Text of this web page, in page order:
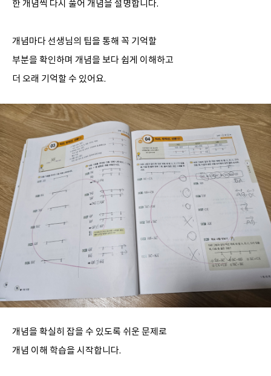
한 개념씩 다시 풀어 개념을 설명합니다.
개념마다 선생님의 팁을 통해 꼭 기억할
부분을 확인하며 개념을 보다 쉽게 이해하고
더 오래 기억할 수 있어요.
개념을 확실히 잡을 수 있도록 쉬운 문제로
개념 이해 학습을 시작합니다.